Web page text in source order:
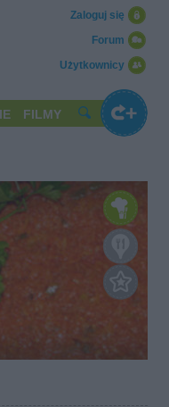
Użytkownicy
Forum
Zaloguj się
FILMY